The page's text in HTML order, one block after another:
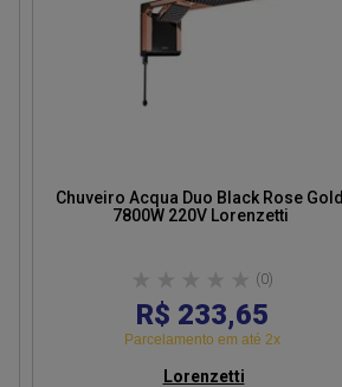
Chuveiro Acqua Duo Black Rose Gold
7800W 220V Lorenzetti
(0)
R$ 233,65
Parcelamento em até 2x
Lorenzetti